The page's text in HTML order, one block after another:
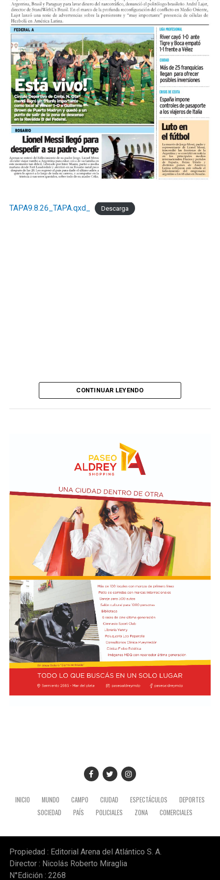
como buenas, mientras que el 28,6% las califica como
malas y el 6,3% como pésimas.
Comparado con junio, el mes registró una variación
positiva del 1,2%, una lectura de corto plazo influida
por la estacionalidad del receso invernal que no
modifica el diagnóstico de fondo. UCIP monitorea
mensualmente la actividad del comercio minorista
marplatense a través del DESE y pone estos resultados a
disposición de los actores públicos y privados con un
objetivo concreto: que las decisiones de política
económica estén informadas por la realidad del sector
que genera empleo formal, paga sus obligaciones y
sostiene la actividad comercial de Mar del Pata
."Necesitamos la recomposición el poder adquisitivo y el
TAPA9.8.26_TAPA.qxd_ Descarga
CONTINUAR LEYENDO
INICIO MUNDO CAMPO CIUDAD ESPECTÁCULOS
DEPORTES
SOCIEDAD
PAÍS POLICIALES ZONA COMERCIALES
Propiedad : Editorial Arena del Atlántico S. A.
Director : Nicolás Roberto Miraglia
N°Edición : 2268